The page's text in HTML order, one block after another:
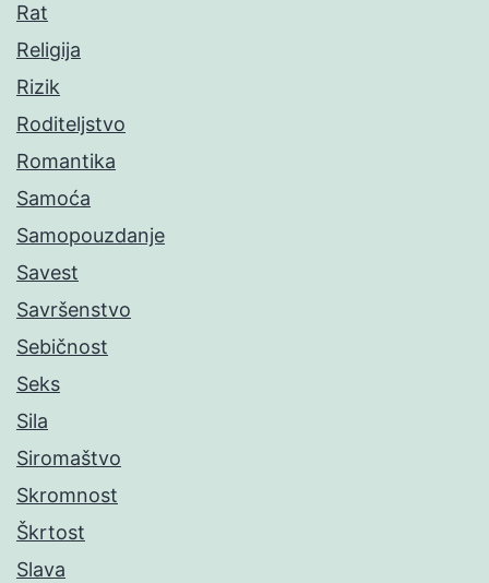
Rat
Religija
Rizik
Roditeljstvo
Romantika
Samoća
Samopouzdanje
Savest
Savršenstvo
Sebičnost
Seks
Sila
Siromaštvo
Skromnost
Škrtost
Slava